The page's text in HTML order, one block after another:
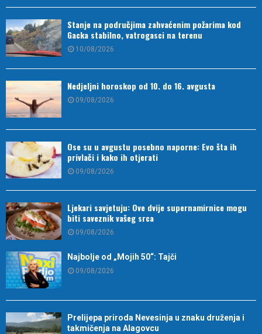
Stanje na područjima zahvaćenim požarima kod
Gacka stabilno, vatrogasci na terenu
10/08/2026
Nedjeljni horoskop od 10. do 16. avgusta
09/08/2026
Ose su u avgustu posebno naporne: Evo šta ih
privlači i kako ih otjerati
09/08/2026
Ljekari savjetuju: Ove dvije supernamirnice mogu
biti saveznik vašeg srca
09/08/2026
Najbolje od „Mojih 50“: Tajči
09/08/2026
Prelijepa priroda Nevesinja u znaku druženja i
takmičenja na Alagovcu